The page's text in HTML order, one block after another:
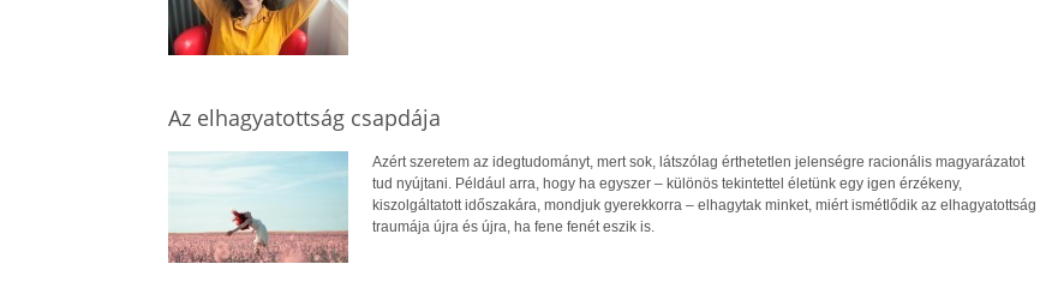
Az elhagyatottság csapdája
Azért szeretem az idegtudományt, mert sok, látszólag érthetetlen jelenségre racionális magyarázatot
tud nyújtani. Például arra, hogy ha egyszer – különös tekintettel életünk egy igen érzékeny,
kiszolgáltatott időszakára, mondjuk gyerekkorra – elhagytak minket, miért ismétlődik az elhagyatottság
traumája újra és újra, ha fene fenét eszik is.